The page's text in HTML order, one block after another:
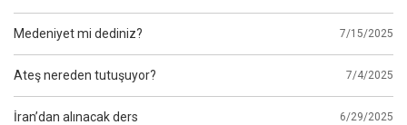
Medeniyet mi dediniz? 7/15/2025
Ateş nereden tutuşuyor? 7/4/2025
İran’dan alınacak ders 6/29/2025